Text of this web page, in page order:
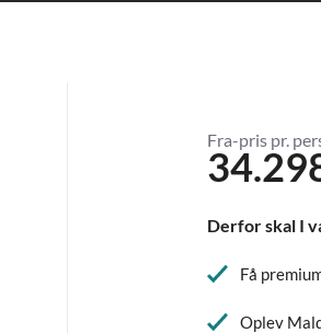
Fra-pris pr.
Derfor skal I
Få
Oplev